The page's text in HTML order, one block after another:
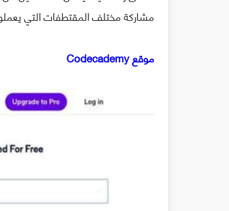
مشاركة مختلف المقتطفات التي
موقع Codecademy